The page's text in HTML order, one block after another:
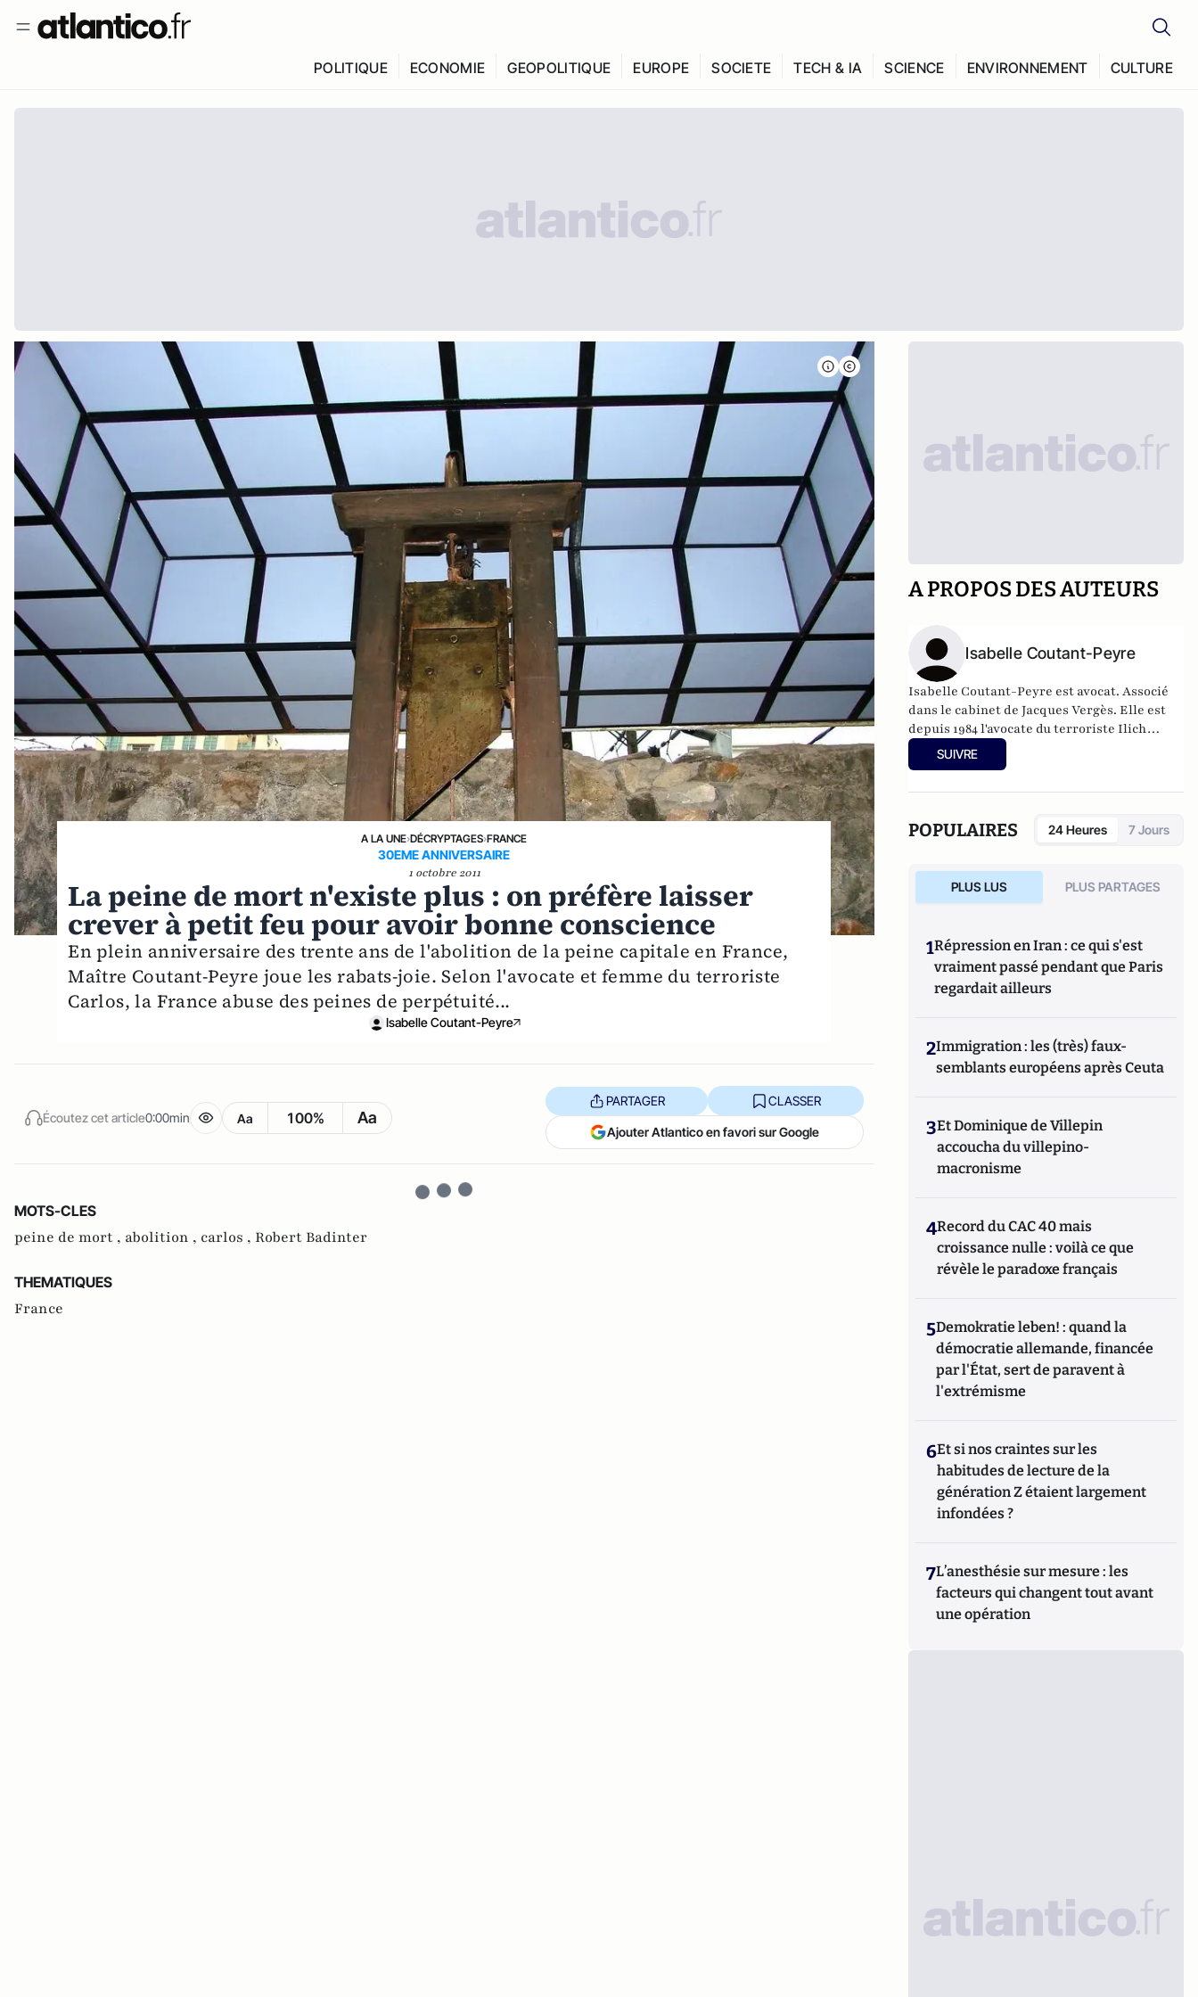
POLITIQUE ECONOMIE GEOPOLITIQUE EUROPE SOCIETE TECH & IA SCIENCE ENVIRONNEMENT CULTURE
A LA UNE›DÉCRYPTAGES›FRANCE
30EME ANNIVERSAIRE
1 octobre 2011
La peine de mort n'existe plus : on préfère laisser
crever à petit feu pour avoir bonne conscience
En plein anniversaire des trente ans de l'abolition de la peine capitale en France,
Maître Coutant-Peyre joue les rabats-joie. Selon l'avocate et femme du terroriste
Carlos, la France abuse des peines de perpétuité...
Isabelle Coutant-Peyre
Écoutez cet article0:00min Aa 100% Aa
PARTAGER CLASSER
Ajouter Atlantico en favori sur Google
MOTS-CLES
peine de mort , abolition , carlos , Robert Badinter
THEMATIQUES
France
A PROPOS DES AUTEURS
Isabelle Coutant-Peyre
Isabelle Coutant-Peyre est avocat. Associé
dans le cabinet deJacques Vergès. Elle est
depuis 1984 l'avocate du terroristeIlich
Ramírez Sánchez
perpétuité qu'elle a épousé en 2001.
SUIVRE
POPULAIRES 24 Heures 7 Jours
PLUS LUS PLUS PARTAGES
1Répression en Iran : ce qui s'est
vraiment passé pendant que Paris
regardait ailleurs
2Immigration : les (très) faux-
semblants européens après Ceuta
3Et Dominique de Villepin
accoucha du villepino-
macronisme
4Record du CAC 40 mais
croissance nulle : voilà ce que
révèle le paradoxe français
5Demokratie leben! : quand la
démocratie allemande, financée
par l'État, sert de paravent à
l'extrémisme
6Et si nos craintes sur les
habitudes de lecture de la
génération Z étaient largement
infondées ?
7L’anesthésie sur mesure : les
facteurs qui changent tout avant
une opération